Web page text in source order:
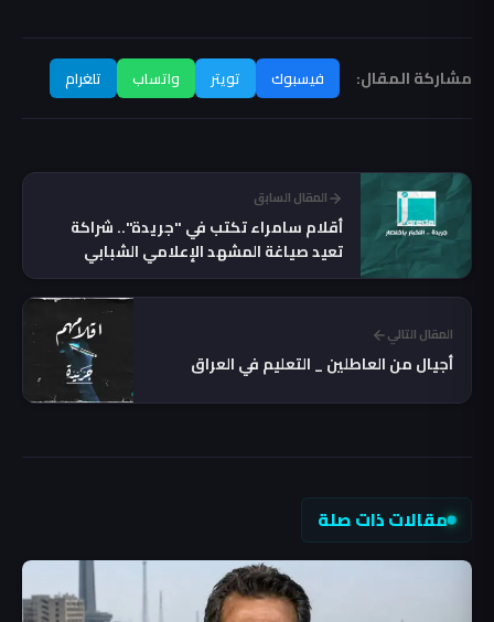
مشاركة المقال: فيسبوك تويتر واتساب تلغرام
المقال السابق
أقلام سامراء تكتب في "جريدة".. شراكة
تعيد صياغة المشهد الإعلامي الشبابي
المقال التالي
أجيال من العاطلين _ التعليم في العراق
مقالات ذات صلة